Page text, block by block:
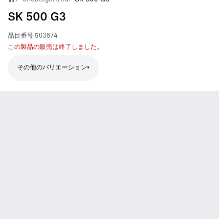
SK 500 G3
品目番号 503674
この製品の販売は終了しました。
その他のバリエーション